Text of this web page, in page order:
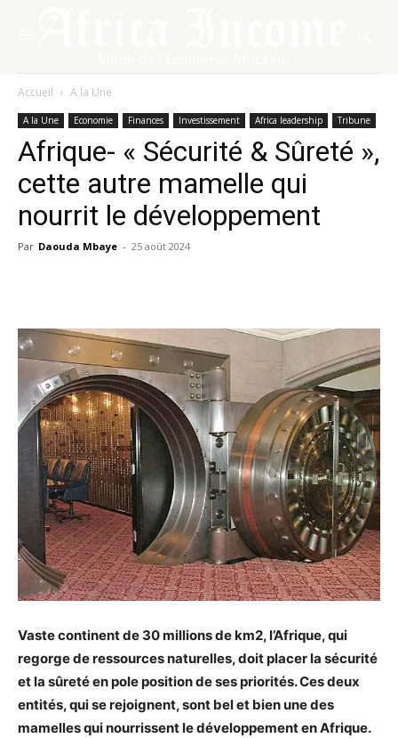
Accueil A la Une
A la Une Economie Finances Investissement Africa leadership Tribune
Afrique- « Sécurité & Sûreté »,
cette autre mamelle qui
nourrit le développement
Par Daouda Mbaye - 25 août 2024
Vaste continent de 30 millions de km2, l’Afrique, qui
regorge de ressources naturelles, doit placer la sécurité
et la sûreté en pole position de ses priorités. Ces deux
entités, qui se rejoignent, sont bel et bien une des
mamelles qui nourrissent le développement en Afrique.